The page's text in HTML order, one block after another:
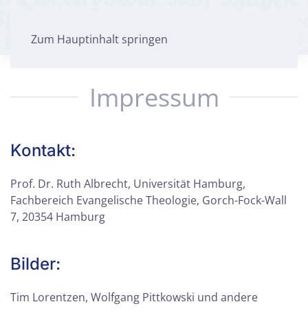
Zum Hauptinhalt springen
Impressum
Kontakt:
Prof. Dr. Ruth Albrecht, Universität Hamburg,
Fachbereich Evangelische Theologie, Gorch-Fock-Wall
7, 20354 Hamburg
Bilder:
Tim Lorentzen, Wolfgang Pittkowski und andere